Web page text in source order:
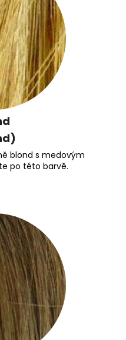
blond s medovým
po této barvě.